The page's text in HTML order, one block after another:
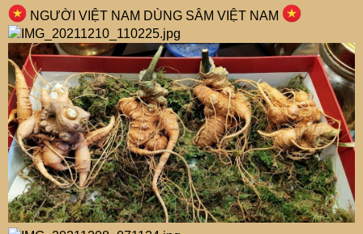
NGƯỜI VIỆT NAM DÙNG SÂM VIỆT NAM